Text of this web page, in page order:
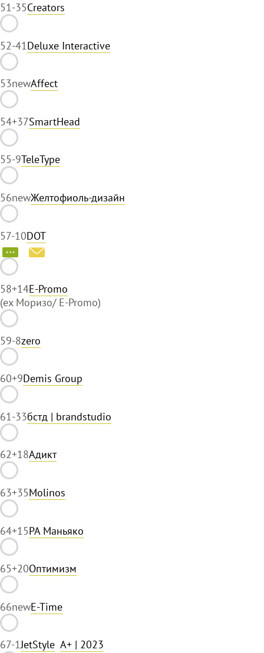
51-35Creators
52-41Deluxe Interactive
53newAffect
54+37SmartHead
55-9TeleType
56newЖелтофиоль-дизайн
57-10DOT
58+14E-Promo
(ex Моризо/ E-Promo)
59-8zero
60+9Demis Group
61-33бстд | brandstudio
62+18Адикт
63+35Molinos
64+15РА Маньяко
65+20Оптимизм
66newE-Time
67-1JetStyle A+ | 2023